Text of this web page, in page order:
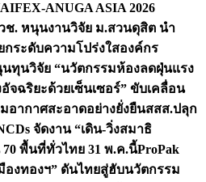
ANUGA ASIA 2026
ช. หนุนงานวิจัย ม.สวนดุสิต นำ
กระดับความโปร่งใสองค์กร
ทุนวิจัย “นวัตกรรมห้องลดฝุ่นแรง
จฉริยะด้วยเซ็นเซอร์” ขับเคลื่อน
อากาศสะอาดอย่างยั่งยืนสสส.ปลุก
จัดงาน “เดิน-วิ่งสมาธิ
พื้นที่ทั่วไทย 31 พ.ค.นี้ProPak
องทองฯ” ดันไทยสู่ฮับนวัตกรรม